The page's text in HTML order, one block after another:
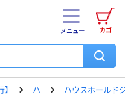
カゴ
メニュー
ハ ハウスホールド